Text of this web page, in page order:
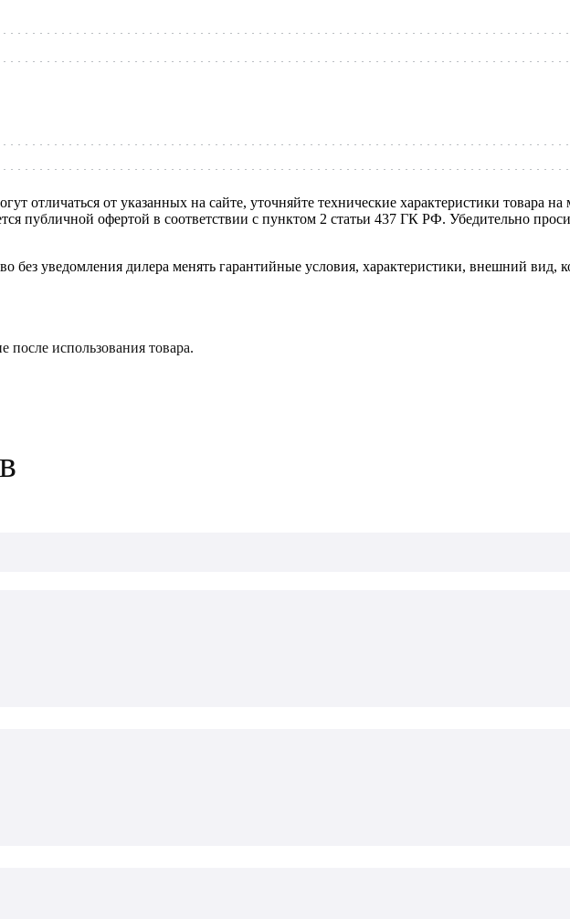
отличаться от указанных на сайте, уточняйте технические характеристики
публичной офертой в соответствии с пунктом 2 статьи 437 ГК РФ. Убедительно
без уведомления дилера менять гарантийные условия, характеристики, внешний вид,
после использования товара.